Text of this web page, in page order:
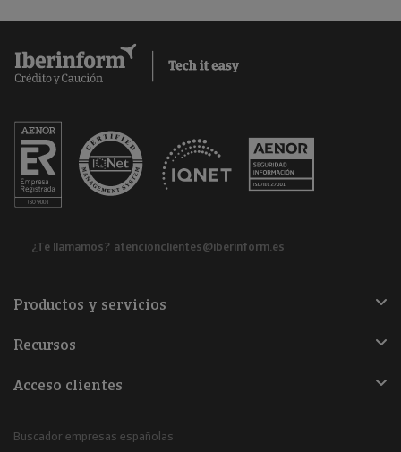
¿Te llamamos? atencionclientes@iberinform.es
Productos y servicios
Recursos
Acceso clientes
Buscador empresas españolas